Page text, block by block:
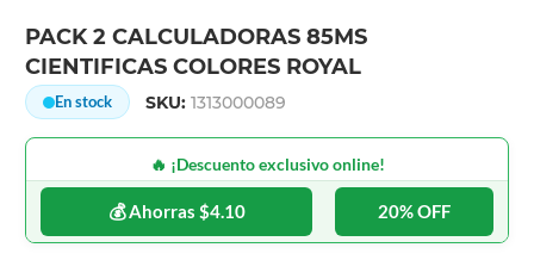
PACK 2 CALCULADORAS 85MS
CIENTIFICAS COLORES ROYAL
En stock SKU:1313000089
🔥 ¡Descuento exclusivo online!
💰 Ahorras $4.10 20% OFF